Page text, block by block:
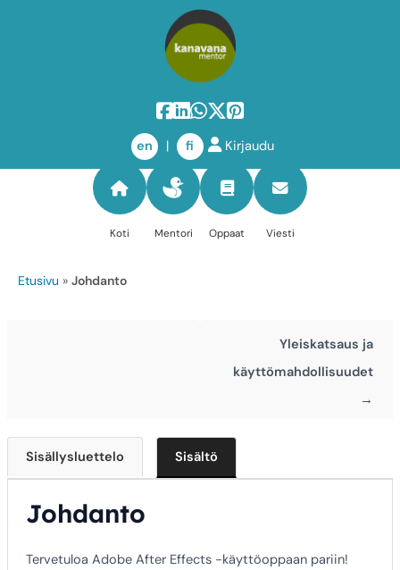
en | fi Kirjaudu
Koti Mentori Oppaat Viesti
Etusivu » Johdanto
Yleiskatsaus ja
käyttömahdollisuudet
→
Sisällysluettelo Sisältö
Johdanto
Tervetuloa Adobe After Effects -käyttöoppaan pariin!